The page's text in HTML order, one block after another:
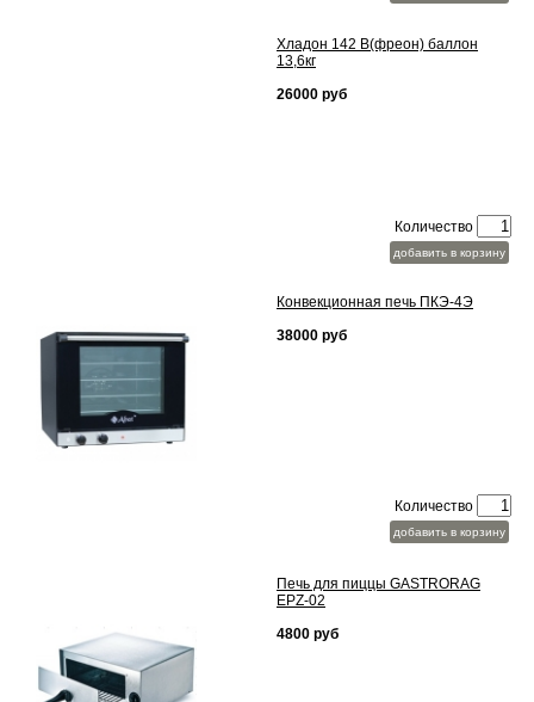
Хладон 142 В(фреон) баллон
13,6кг
26000 руб
Количество
добавить в корзину
Конвекционная печь ПКЭ-4Э
38000 руб
Количество
добавить в корзину
Печь для пиццы GASTRORAG
EPZ-02
4800 руб